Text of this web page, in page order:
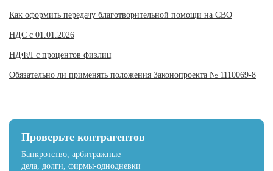
Проверьте контрагентов
Банкротство, арбитражные
дела, долги, фирмы-однодневки
Как оформить передачу благотворительной помощи на СВО
НДС с 01.01.2026
НДФЛ с процентов физлиц
Обязательно ли применять положения Законопроекта № 1110069-8